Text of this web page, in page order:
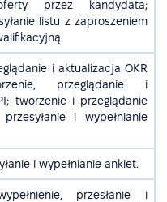
przez kandydata;
listu z zaproszeniem
i aktualizacja OKR
przeglądanie i
tworzenie i przeglądanie
przesyłanie i wypełnianie
i wypełnianie ankiet.
przesłanie i